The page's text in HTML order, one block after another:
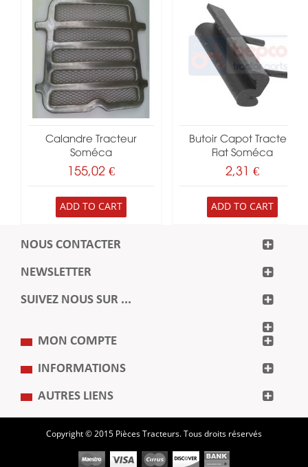
Calandre Tracteur
Soméca
155,02 €
ADD TO CART
Butoir Capot Tracteur
Fiat Soméca
2,31 €
ADD TO CART
NOUS CONTACTER
NEWSLETTER
SUIVEZ NOUS SUR ...
MON COMPTE
INFORMATIONS
AUTRES LIENS
Copyright © 2015 Pièces Tracteurs. Tous droits réservés